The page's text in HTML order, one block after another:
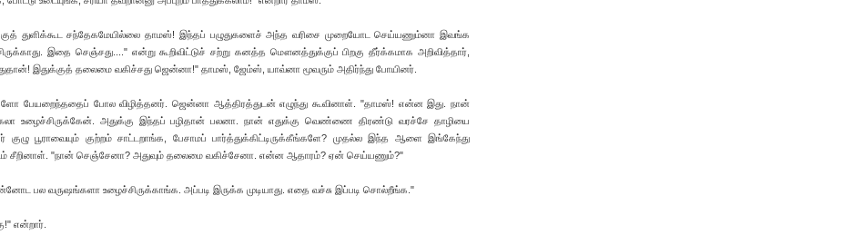
துளிக்கூட சந்தேகமேயில்லை தாமஸ்! இந்தப் பழுதுகளைச் அந்த வரிசை முறையோட செய்யணும்னா இவங்க
இதை செஞ்சது...." என்று கூறிவிட்டுச் சற்று கனத்த மௌனத்துக்குப் பிறகு தீர்க்கமாக அறிவித்தார்,
இதுக்குத் தலைமை வகிச்சது ஜென்னா!" தாமஸ், ஜேம்ஸ், யாவ்னா மூவரும் அதிர்ந்து போயினர்.
பேயறைந்ததைப் போல விழித்தனர். ஜென்னா ஆத்திரத்துடன் எழுந்து கூவினாள். "தாமஸ்! என்ன இது. நான்
உழைச்சிருக்கேன். அதுக்கு இந்தப் பழிதான் பலனா. நான் எதுக்கு வெண்ணை திரண்டு வரச்சே தாழியை
குழு பூராவையும் குற்றம் சாட்டறாங்க, பேசாமப் பார்த்துக்கிட்டிருக்கீங்களே? முதல்ல இந்த ஆளை இங்கேந்து
சீறினாள். "நான் செஞ்சேனா? அதுவும் தலைமை வகிச்சேனா. என்ன ஆதாரம்? ஏன் செய்யணும்?"
பல வருஷங்களா உழைச்சிருக்காங்க. அப்படி இருக்க முடியாது. எதை வச்சு இப்படி சொல்றீங்க."
என்றார்.